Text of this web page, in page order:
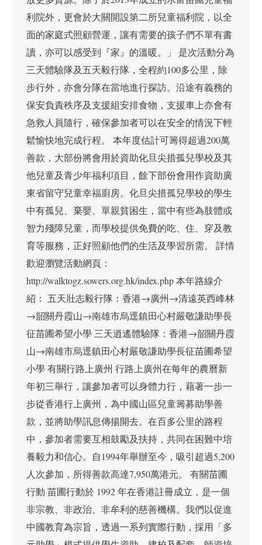
利院外，更會於大關開設第二所兒童福利院，以全
面的家庭式照顧營運，讓有需要的孩子們不單有書
讀，亦可以感受到『家』的溫暖。」 是次活動分為
三天體驗隊及五天毅行隊，全程約100多公里，除
步行外，亦會分隊在當地進行探訪。沿途有義務的
保安負責秩序及支援組安排食物，支援車上亦會有
急救人員隨行，確保參加者可以在安全的情況下輕
鬆愉快地完成行程。 本年度估計可籌得超過200萬
善款，大部份將會用於資助化旦尖措孤兒學校及其
他兒童及青少年福利項目，餘下部份會用作資助廣
東省留守兒童幸福廚房。化旦尖措孤兒學校的學生
中有孤兒、棄嬰、單親貧困生，當中有些為肢體或
智力殘障兒童，而學校提供免費的吃、住、穿及教
育等服務，正好照顧他們的生活及學習所需。 詳情
歡迎瀏覽活動網頁：
http://walktogz.sowers.org.hk/index.php 本年路線介
紹： 五天壯志毅行隊：香港→廣州→清遠英西峰林
→韶關丹霞山→南雄市烏逕鎮田心村嚴敬謙助學長
征苗圃希望小學 三天逍遙體驗隊：香港→韶關丹霞
山→南雄市烏逕鎮田心村嚴敬謙助學長征苗圃希望
小學 有關行路上廣州 行路上廣州在每年的農曆新
年初三舉行，讓參加者可以身體力行，藉著一步一
步從香港行上廣州，為中國山區兒童籌募助學善
款，並將助學訊息傳揚開去。在百多公里的路程
中，參加者需要互相鼓勵及扶持，共同在困難中培
養毅力和信心。自1994年舉辦至今，吸引超過5,200
人次參加，所得善款高達7,950萬港元。 有關苗圃
行動 苗圃行動於 1992 年在香港註冊成立，是一個
非宗教、非政治、非牟利的慈善機構。我們以促進
中國教育為宗旨，透過一系列實際行動，採用「多